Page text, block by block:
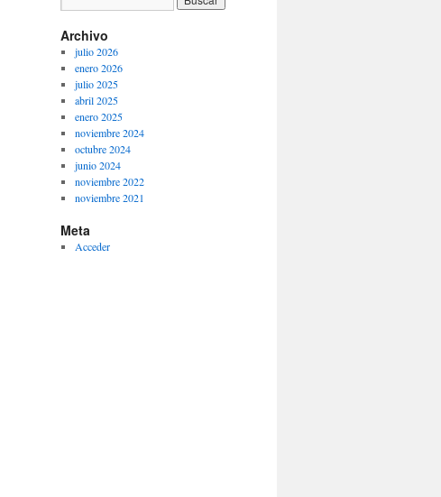
Archivo
julio 2026
enero 2026
julio 2025
abril 2025
enero 2025
noviembre 2024
octubre 2024
junio 2024
noviembre 2022
noviembre 2021
Meta
Acceder